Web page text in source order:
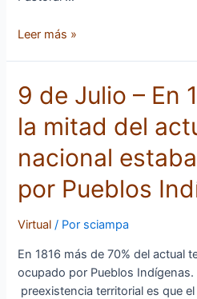
Leer más »
9 de Julio – En
la mitad del
nacional
por Pueblos
Virtual / Por sciampa
En 1816 más de 70% del actual
ocupado por Pueblos
preexistencia territorial es que
9
de
Julio
En
más
mitad
del
actual